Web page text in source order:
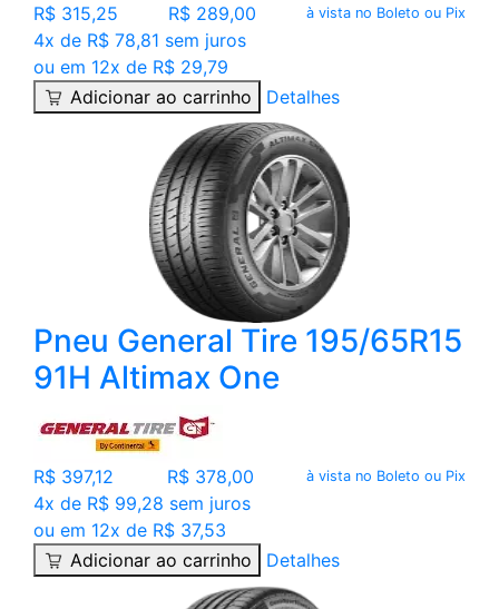
R$ 315,25 R$ 289,00 à vista no Boleto ou Pix
4x de R$ 78,81 sem juros
ou em 12x de R$ 29,79
Adicionar ao carrinho
Detalhes
Pneu General Tire 195/65R15
91H Altimax One
R$ 397,12 R$ 378,00 à vista no Boleto ou Pix
4x de R$ 99,28 sem juros
ou em 12x de R$ 37,53
Adicionar ao carrinho
Detalhes